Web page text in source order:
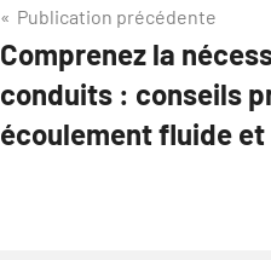
Navigation
de
l’article
Publication précédente
Comprenez la
conduits : conseils
écoulement fluide